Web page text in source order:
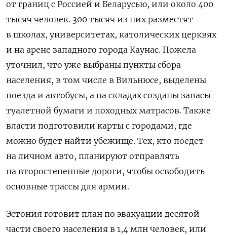
от границ с Россией и Беларусью, или около 400
тысяч человек. 300 тысяч из них разместят
в школах, университетах, католических церквях
и на арене западного города Каунас. Пожела
уточнил, что уже выбраны пункты сбора
населения, в том числе в Вильнюсе, выделены
поезда и автобусы, а на складах созданы запасы
туалетной бумаги и походных матрасов. Также
власти подготовили карты с городами, где
можно будет найти убежище. Тех, кто поедет
на личном авто, планируют отправлять
на второстепенные дороги, чтобы освободить
основные трассы для армии.
Эстония готовит план по эвакуации десятой
части своего населения в 1,4 млн человек, или